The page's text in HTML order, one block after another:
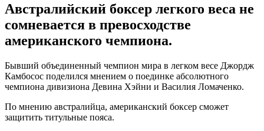
Австралийский боксер легкого веса не
сомневается в превосходстве
американского чемпиона.
Бывший объединенный чемпион мира в легком весе Джордж
Камбосос поделился мнением о поединке абсолютного
чемпиона дивизиона Девина Хэйни и Василия Ломаченко.
По мнению австралийца, американский боксер сможет
защитить титульные пояса.